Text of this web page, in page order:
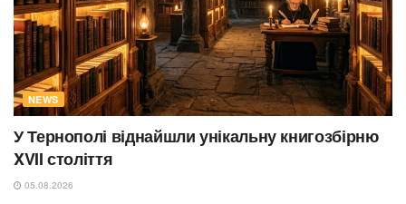
NEWS
У Тернополі віднайшли унікальну книгозбірню
XVII століття
05.08.2026